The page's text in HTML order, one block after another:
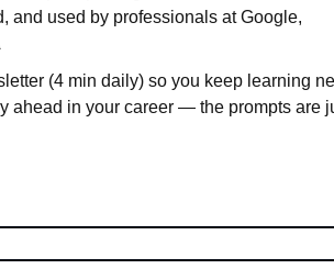
and used by professionals at Google,
(4 min daily) so you keep learning
ahead in your career — the prompts are